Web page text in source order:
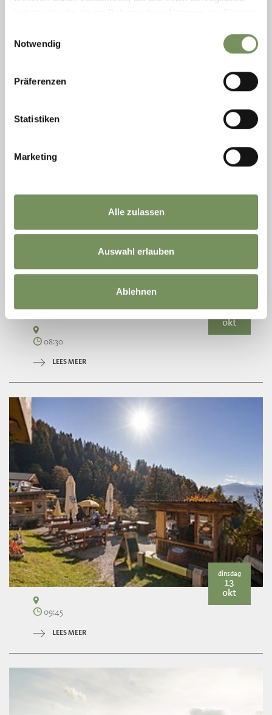
Notwendig
Präferenzen
Statistiken
Marketing
Alle zulassen
Auswahl erlauben
Ablehnen
dinsdag
06
okt
08
okt
08:30
LEES MEER
dinsdag
13
okt
09:45
LEES MEER